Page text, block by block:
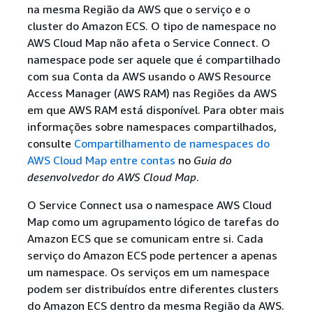
na mesma Região da AWS que o serviço e o
cluster do Amazon ECS. O tipo de namespace no
AWS Cloud Map não afeta o Service Connect. O
namespace pode ser aquele que é compartilhado
com sua Conta da AWS usando o AWS Resource
Access Manager (AWS RAM) nas Regiões da AWS
em que AWS RAM está disponível. Para obter mais
informações sobre namespaces compartilhados,
consulte Compartilhamento de namespaces do
AWS Cloud Map entre contas no Guia do
desenvolvedor do AWS Cloud Map.
O Service Connect usa o namespace AWS Cloud
Map como um agrupamento lógico de tarefas do
Amazon ECS que se comunicam entre si. Cada
serviço do Amazon ECS pode pertencer a apenas
um namespace. Os serviços em um namespace
podem ser distribuídos entre diferentes clusters
do Amazon ECS dentro da mesma Região da AWS.